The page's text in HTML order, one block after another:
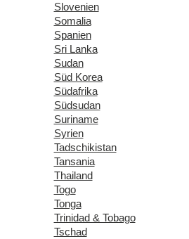
Slovenien
Somalia
Spanien
Sri Lanka
Sudan
Süd Korea
Südafrika
Südsudan
Suriname
Syrien
Tadschikistan
Tansania
Thailand
Togo
Tonga
Trinidad & Tobago
Tschad